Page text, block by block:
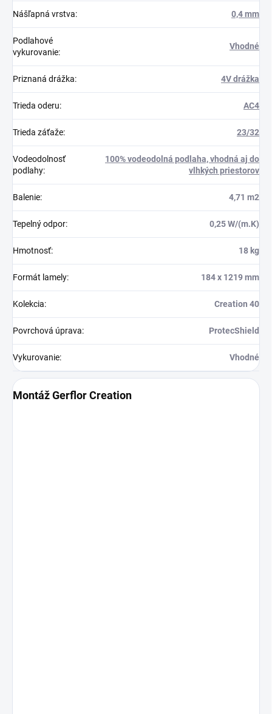
Nášľapná vrstva: 0,4 mm
Podlahové
vykurovanie:
Vhodné
Priznaná drážka: 4V drážka
Trieda oderu: AC4
Trieda záťaže: 23/32
Vodeodolnosť
podlahy:
100% vodeodolná podlaha, vhodná aj do
vlhkých priestorov
Balenie: 4,71 m2
Tepelný odpor: 0,25 W/(m.K)
Hmotnosť: 18 kg
Formát lamely: 184 x 1219 mm
Kolekcia: Creation 40
Povrchová úprava: ProtecShield
Vykurovanie: Vhodné
Montáž Gerflor Creation